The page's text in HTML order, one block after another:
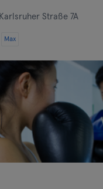
Karlsruher Straße 7A
Max